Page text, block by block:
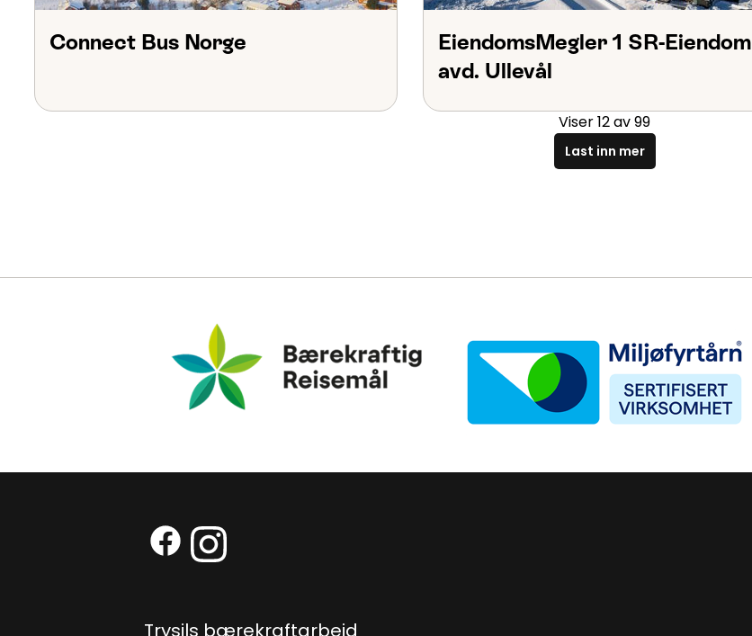
Connect Bus Norge
EiendomsMegler 1 SR-Eiendom
avd. Ullevål
Viser12av99
Last inn mer
Bærekraftig Reisemål
Miljøfyrtårn
Trysils bærekraftarbeid